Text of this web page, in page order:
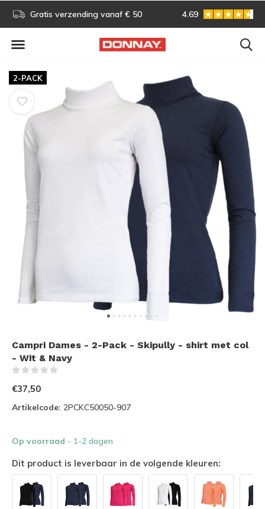
Gratis verzending vanaf € 50 Gratis omruilen
4.69
2-PACK
Campri Dames - 2-Pack - Skipully - shirt met col
- Wit & Navy
€37,50
Artikelcode: 2PCKC50050-907
Op voorraad - 1-2 dagen
Dit product is leverbaar in de volgende kleuren: